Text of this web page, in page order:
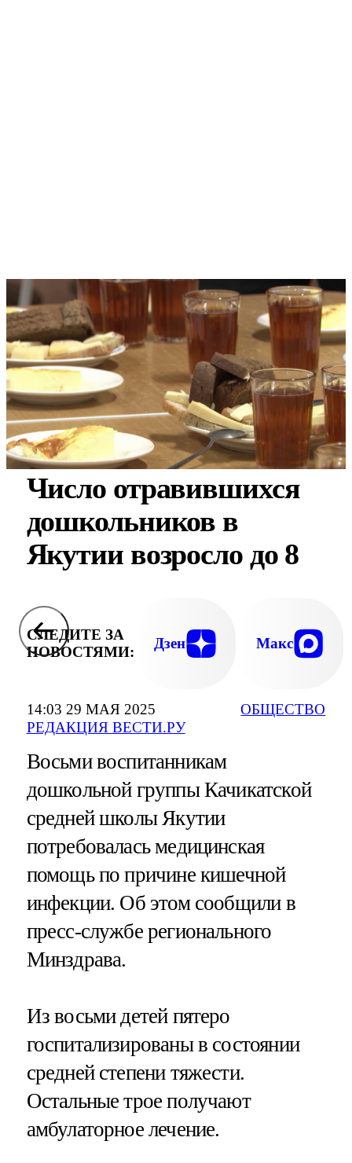
14:03 29 МАЯ 2025
РЕДАКЦИЯ ВЕСТИ.РУ
ОБЩЕСТВО
Число отравившихся
дошкольников в
Якутии возросло до 8
СЛЕДИТЕ ЗА
НОВОСТЯМИ:
Дзен Макс
Восьми воспитанникам
дошкольной группы Качикатской
средней школы Якутии
потребовалась медицинская
помощь по причине кишечной
инфекции. Об этом сообщили в
пресс-службе регионального
Минздрава.
Из восьми детей пятеро
госпитализированы в состоянии
средней степени тяжести.
Остальные трое получают
амбулаторное лечение.